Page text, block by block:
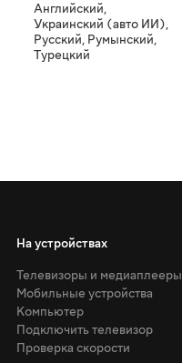
Английский,
Украинский (авто ИИ),
Русский, Румынский,
Турецкий
На устройствах
Телевизоры и медиаплееры
Мобильные устройства
Компьютер
Подключить телевизор
Проверка скорости